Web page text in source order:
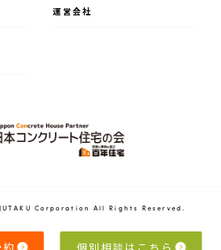
個別相談はこちら
運営会社
Corporation All Rights Reserved.